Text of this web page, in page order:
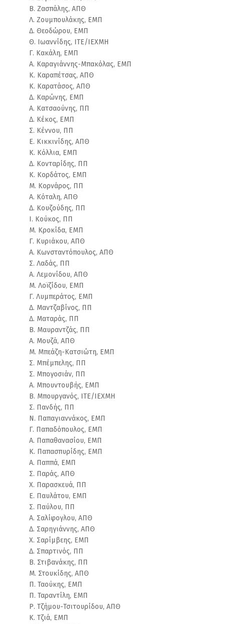
Β. Ζασπάλης, ΑΠΘ
Λ. Ζουμπουλάκης, ΕΜΠ
Δ. Θεοδώρου, ΕΜΠ
Θ. Ιωαννίδης, ΙΤΕ/ΙΕΧΜΗ
Γ. Κακάλη, ΕΜΠ
Α. Καραγιάννης-Μπακόλας, ΕΜΠ
Κ. Καραπέτσας, ΑΠΘ
Κ. Καρατάσος, ΑΠΘ
Δ. Καρώνης, ΕΜΠ
Α. Κατσαούνης, ΠΠ
Δ. Κέκος, ΕΜΠ
Σ. Κέννου, ΠΠ
Ε. Κικκινίδης, ΑΠΘ
Κ. Κόλλια, ΕΜΠ
Δ. Κονταρίδης, ΠΠ
Κ. Κορδάτος, ΕΜΠ
M. Κορνάρος, ΠΠ
Α. Κόταλη, ΑΠΘ
Δ. Κουζούδης, ΠΠ
Ι. Κούκος, ΠΠ
Μ. Κροκίδα, ΕΜΠ
Γ. Κυριάκου, ΑΠΘ
Α. Κωνσταντόπουλος, ΑΠΘ
Σ. Λαδάς, ΠΠ
Α. Λεμονίδου, ΑΠΘ
M. Λοϊζίδου, ΕΜΠ
Γ. Λυμπεράτος, ΕΜΠ
Δ. Μαντζαβίνος, ΠΠ
Δ. Ματαράς, ΠΠ
Β. Μαυραντζάς, ΠΠ
Α. Μουζά, ΑΠΘ
Μ. Μπεάζη-Κατσιώτη, ΕΜΠ
Σ. Μπέμπελης, ΠΠ
Σ. Μπογοσιάν, ΠΠ
Α. Μπουντουβής, ΕΜΠ
Β. Μπουργανός, ΙΤΕ/ΙΕΧΜΗ
Σ. Πανδής, ΠΠ
Ν. Παπαγιαννάκος, ΕΜΠ
Γ. Παπαδόπουλος, ΕΜΠ
Α. Παπαθανασίου, ΕΜΠ
Κ. Παπασπυρίδης, ΕΜΠ
Α. Παππά, ΕΜΠ
Σ. Παράς, ΑΠΘ
Χ. Παρασκευά, ΠΠ
Ε. Παυλάτου, ΕΜΠ
Σ. Παύλου, ΠΠ
Α. Σαλίφογλου, ΑΠΘ
Δ. Σαρηγιάννης, ΑΠΘ
Χ. Σαρίμβεης, ΕΜΠ
Δ. Σπαρτινός, ΠΠ
Β. Στιβανάκης, ΠΠ
Μ. Στουκίδης, ΑΠΘ
Π. Ταούκης, ΕΜΠ
Π. Ταραντίλη, ΕΜΠ
Ρ. Τζήμου-Τσιτουρίδου, ΑΠΘ
Κ. Τζιά, ΕΜΠ